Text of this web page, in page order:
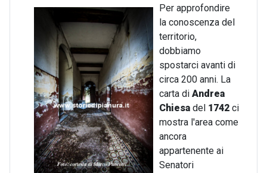
Per approfondire
la conoscenza del
territorio,
dobbiamo
spostarci avanti di
circa 200 anni. La
carta di Andrea
Chiesa del 1742 ci
mostra l'area come
ancora
appartenente ai
Senatori